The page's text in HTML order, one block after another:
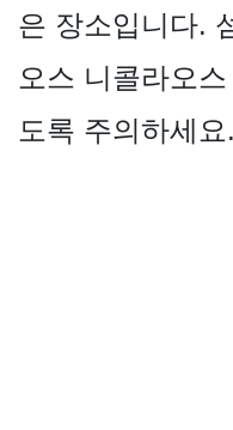
은 장소입니다.
오스 니콜라오
도록 주의하세요.